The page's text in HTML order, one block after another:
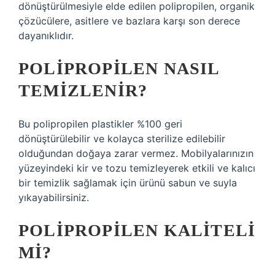
dönüştürülmesiyle elde edilen polipropilen, organik
çözücülere, asitlere ve bazlara karşı son derece
dayanıklıdır.
POLIPROPILEN NASIL
TEMIZLENIR?
Bu polipropilen plastikler %100 geri
dönüştürülebilir ve kolayca sterilize edilebilir
olduğundan doğaya zarar vermez. Mobilyalarınızın
yüzeyindeki kir ve tozu temizleyerek etkili ve kalıcı
bir temizlik sağlamak için ürünü sabun ve suyla
yıkayabilirsiniz.
POLIPROPILEN KALITELI
MI?